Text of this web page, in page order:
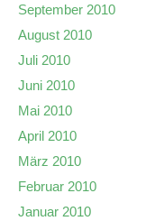
September 2010
August 2010
Juli 2010
Juni 2010
Mai 2010
April 2010
März 2010
Februar 2010
Januar 2010